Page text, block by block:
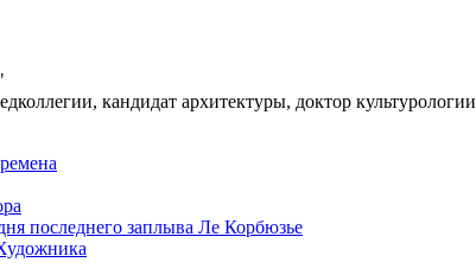
кандидат архитектуры, доктор культурологии
последнего заплыва Ле Корбюзье